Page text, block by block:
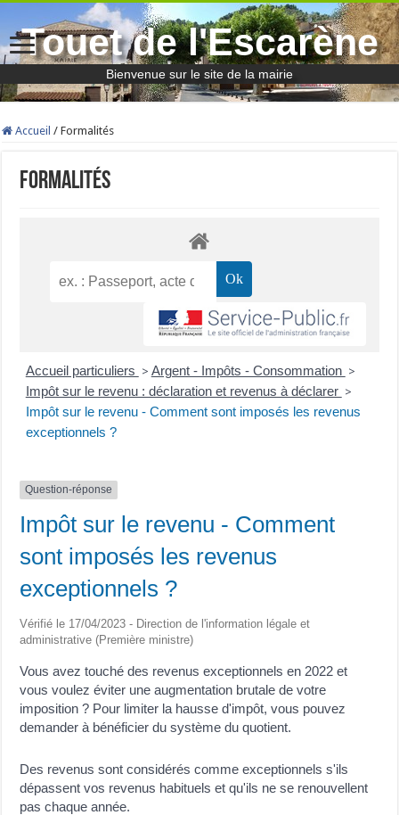
Touet de l'Escarène
Bienvenue sur le site de la mairie
Accueil / Formalités
Formalités
Accueil particuliers > Argent - Impôts - Consommation >
Impôt sur le revenu : déclaration et revenus à déclarer >
Impôt sur le revenu - Comment sont imposés les revenus
exceptionnels ?
Question-réponse
Impôt sur le revenu - Comment
sont imposés les revenus
exceptionnels ?
Vérifié le 17/04/2023 - Direction de l'information légale et
administrative (Première ministre)
Vous avez touché des revenus exceptionnels en 2022 et
vous voulez éviter une augmentation brutale de votre
imposition ? Pour limiter la hausse d'impôt, vous pouvez
demander à bénéficier du système du quotient.
Des revenus sont considérés comme exceptionnels s'ils
dépassent vos revenus habituels et qu'ils ne se renouvellent
pas chaque année.